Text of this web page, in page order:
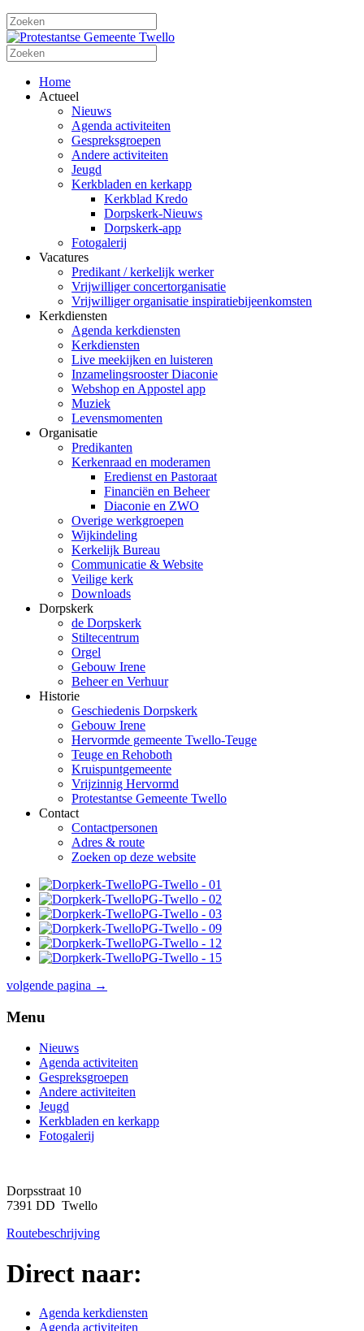
Home
Actueel
Nieuws
Agenda activiteiten
Gespreksgroepen
Andere activiteiten
Jeugd
Kerkbladen en kerkapp
Kerkblad Kredo
Dorpskerk-Nieuws
Dorpskerk-app
Fotogalerij
Vacatures
Predikant / kerkelijk werker
Vrijwilliger concertorganisatie
Vrijwilliger organisatie inspiratiebijeenkomsten
Kerkdiensten
Agenda kerkdiensten
Kerkdiensten
Live meekijken en luisteren
Inzamelingsrooster Diaconie
Webshop en Appostel app
Muziek
Levensmomenten
Organisatie
Predikanten
Kerkenraad en moderamen
Eredienst en Pastoraat
Financiën en Beheer
Diaconie en ZWO
Overige werkgroepen
Wijkindeling
Kerkelijk Bureau
Communicatie & Website
Veilige kerk
Downloads
Dorpskerk
de Dorpskerk
Stiltecentrum
Orgel
Gebouw Irene
Beheer en Verhuur
Historie
Geschiedenis Dorpskerk
Gebouw Irene
Hervormde gemeente Twello-Teuge
Teuge en Rehoboth
Kruispuntgemeente
Vrijzinnig Hervormd
Protestantse Gemeente Twello
Contact
Contactpersonen
Adres & route
Zoeken op deze website
volgende pagina →
Menu
Nieuws
Agenda activiteiten
Gespreksgroepen
Andere activiteiten
Jeugd
Kerkbladen en kerkapp
Fotogalerij
Dorpsstraat 10
7391 DD Twello
Routebeschrijving
Direct naar:
Agenda kerkdiensten
Agenda activiteiten